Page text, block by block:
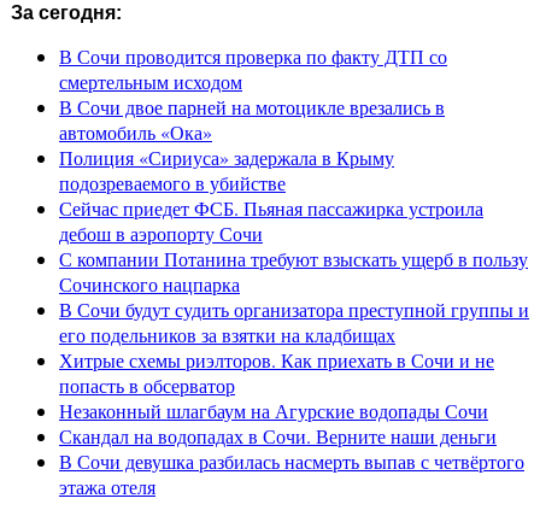
За сегодня:
В Сочи проводится проверка по факту ДТП со
смертельным исходом
В Сочи двое парней на мотоцикле врезались в
автомобиль «Ока»
Полиция «Сириуса» задержала в Крыму
подозреваемого в убийстве
Сейчас приедет ФСБ. Пьяная пассажирка устроила
дебош в аэропорту Сочи
С компании Потанина требуют взыскать ущерб в пользу
Сочинского нацпарка
В Сочи будут судить организатора преступной группы и
его подельников за взятки на кладбищах
Хитрые схемы риэлторов. Как приехать в Сочи и не
попасть в обсерватор
Незаконный шлагбаум на Агурские водопады Сочи
Скандал на водопадах в Сочи. Верните наши деньги
В Сочи девушка разбилась насмерть выпав с четвёртого
этажа отеля